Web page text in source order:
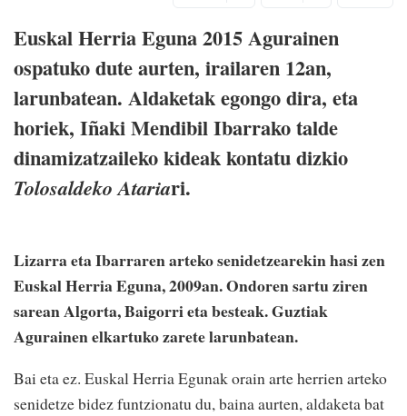
Euskal Herria Eguna 2015 Agurainen
ospatuko dute aurten, irailaren 12an,
larunbatean. Aldaketak egongo dira, eta
horiek, Iñaki Mendibil Ibarrako talde
dinamizatzaileko kideak kontatu dizkio
Tolosaldeko Atariari.
Lizarra eta Ibarraren arteko senidetzearekin hasi zen
Euskal Herria Eguna, 2009an. Ondoren sartu ziren
sarean Algorta, Baigorri eta besteak. Guztiak
Agurainen elkartuko zarete larunbatean.
Bai eta ez. Euskal Herria Egunak orain arte herrien arteko
senidetze bidez funtzionatu du, baina aurten, aldaketa bat